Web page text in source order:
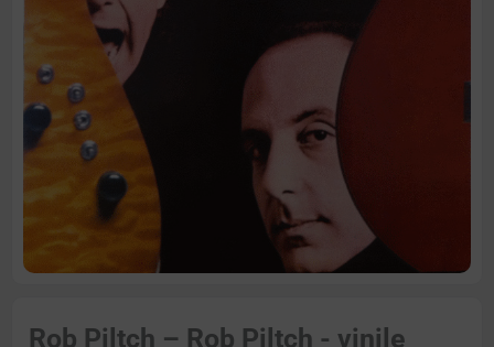
Rob Piltch – Rob Piltch - vinile